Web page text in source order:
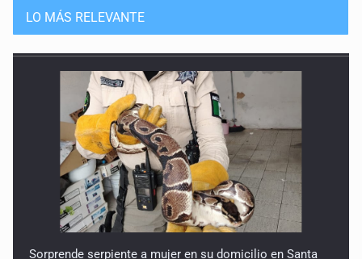
LO MÁS RELEVANTE
Sorprende serpiente a mujer en su domicilio en Santa